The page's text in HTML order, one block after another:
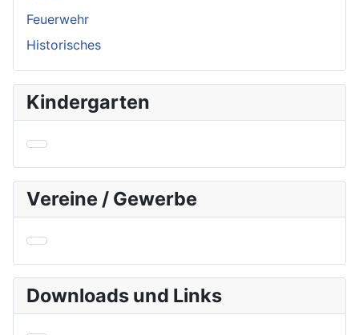
Feuerwehr
Historisches
Kindergarten
Vereine / Gewerbe
Downloads und Links